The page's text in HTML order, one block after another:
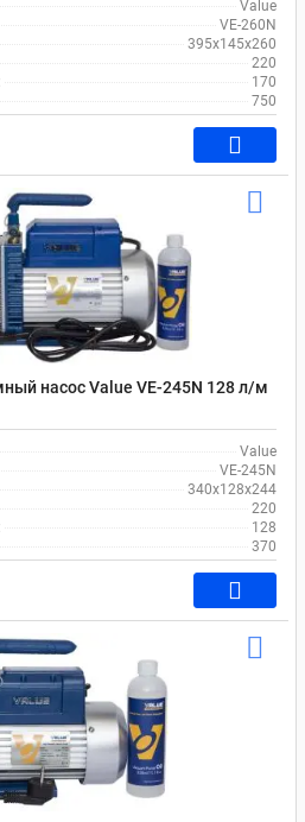
Value
VE-260N
395х145х260
220
170
750
насос Value VE-245N 128 л/м
Value
VE-245N
340х128х244
220
128
370